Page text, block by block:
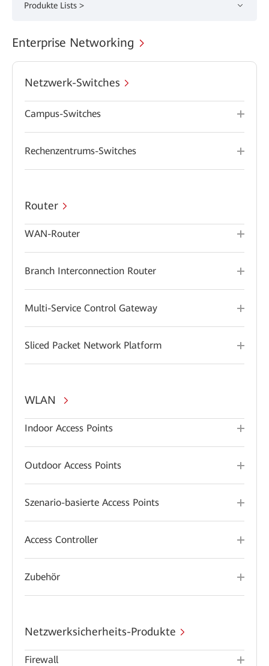
Produkte Lists >
Enterprise Networking
Netzwerk-Switches
Campus-Switches
Rechenzentrums-Switches
Router
WAN-Router
Branch Interconnection Router
Multi-Service Control Gateway
Sliced Packet Network Platform
WLAN
Indoor Access Points
Outdoor Access Points
Szenario-basierte Access Points
Access Controller
Zubehör
Netzwerksicherheits-Produkte
Firewall